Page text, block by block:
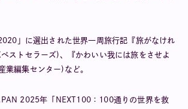
」に選出された世界一周旅行記『旅がなけれ
ストセラーズ)、『かわいい我には旅をさせよ
業編集センター)など。
2025年「NEXT100：100通りの世界を救